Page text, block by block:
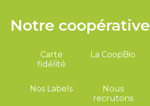
Notre coopérative
Carte
fidélité
La CoopBio
Nos Labels
Nous
recrutons